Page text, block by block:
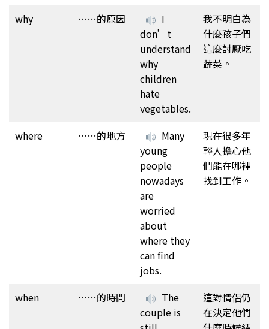
why ……的原因
I
don’t
understand
why
children
hate
vegetables.
我不明白為
什麼孩子們
這麼討厭吃
蔬菜。
where ……的地方
Many
young
people
nowadays
are
worried
about
where they
can find
jobs.
現在很多年
輕人擔心他
們能在哪裡
找到工作。
when ……的時間
The
couple is
這對情侶仍
在決定他們